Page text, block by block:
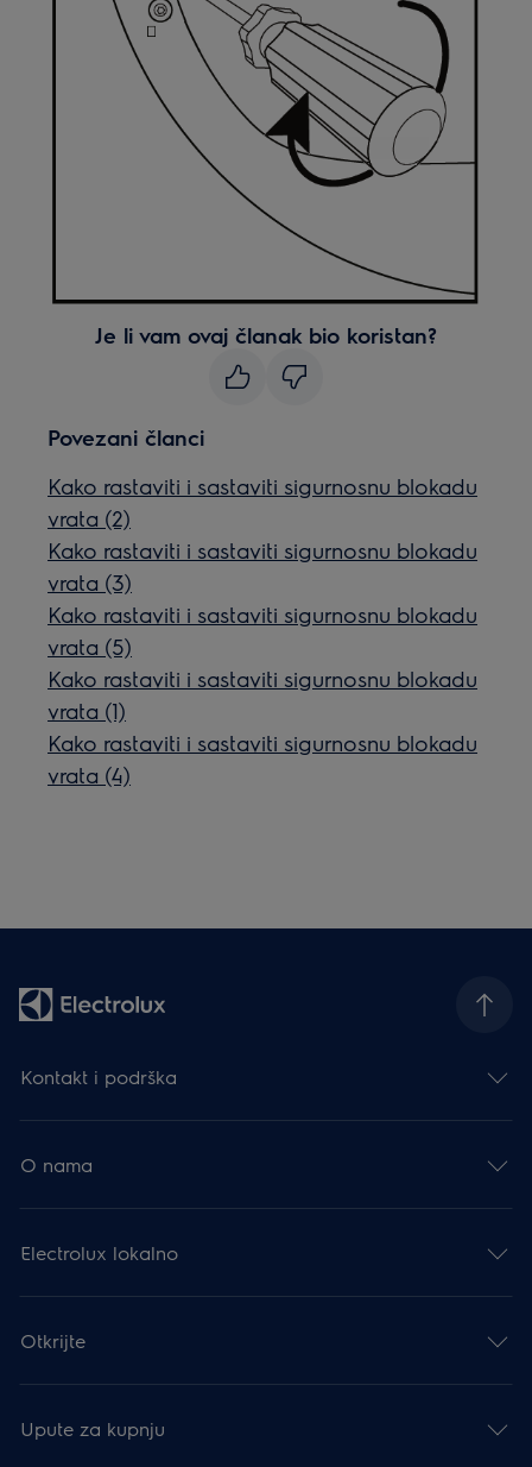
Je li vam ovaj članak bio koristan?
Povezani članci
Kako rastaviti i sastaviti sigurnosnu blokadu
vrata (2)
Kako rastaviti i sastaviti sigurnosnu blokadu
vrata (3)
Kako rastaviti i sastaviti sigurnosnu blokadu
vrata (5)
Kako rastaviti i sastaviti sigurnosnu blokadu
vrata (1)
Kako rastaviti i sastaviti sigurnosnu blokadu
vrata (4)
Kontakt i podrška
O nama
Electrolux lokalno
Otkrijte
Upute za kupnju